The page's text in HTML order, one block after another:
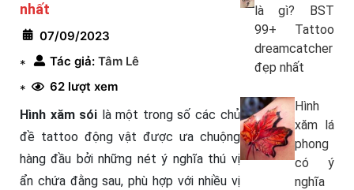
nhất
07/09/2023
*
Tác giả: Tâm Lê
*
62 lượt xem
Hình xăm sói là một trong số các chủ
đề tattoo động vật được ưa chuộng
hàng đầu bởi những nét ý nghĩa thú vị
ẩn chứa đằng sau, phù hợp với nhiều vị
là gì? BST
99+ Tattoo
dreamcatcher
đẹp nhất
Hình
xăm lá
phong
có ý
nghĩa